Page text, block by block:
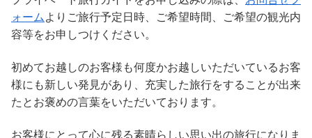
ォーム よりご旅行予定日時、ご希望時間、ご希望の観光内
容等をお申しつけください。
初めてお越しのお客様も何度かお越しいただいているお客
様にも新しい発見があり、充実した旅行をすることが出来
たとお褒めの言葉をいただいております。
お客様にとって心に残る素晴らしい思い出の旅行になりま